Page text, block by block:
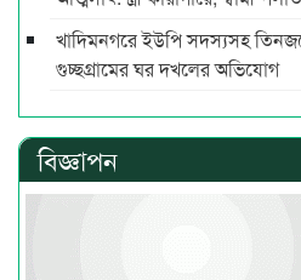
খাদিমনগরে ইউপি সদস্যসহ
গুচ্ছগ্রামের ঘর দখলের অভিযোগ
বিজ্ঞাপন